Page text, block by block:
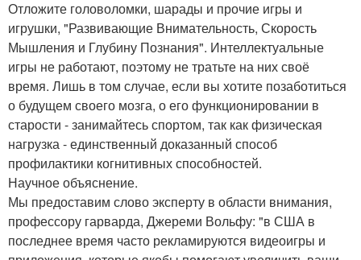
Отложите головоломки, шарады и прочие игры и
игрушки, "Развивающие Внимательность, Скорость
Мышления и Глубину Познания". Интеллектуальные
игры не работают, поэтому не тратьте на них своё
время. Лишь в том случае, если вы хотите позаботиться
о будущем своего мозга, о его функционировании в
старости - занимайтесь спортом, так как физическая
нагрузка - единственный доказанный способ
профилактики когнитивных способностей.
Научное объяснение.
Мы предоставим слово эксперту в области внимания,
профессору гарварда, Джереми Вольфу: "в США в
последнее время часто рекламируются видеоигры и